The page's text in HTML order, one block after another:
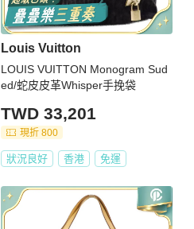
Louis Vuitton
LOUIS VUITTON Monogram Sud
ed/蛇皮皮革Whisper手挽袋
TWD 33,201
現折 800
狀況良好 香港 免運